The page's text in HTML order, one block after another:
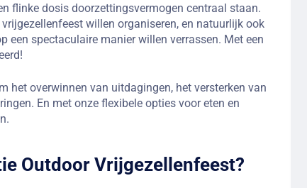
flinke dosis doorzettingsvermogen centraal staan.
willen organiseren, en natuurlijk ook
een spectaculaire manier willen verrassen. Met een
het overwinnen van uitdagingen, het versterken van
En met onze flexibele opties voor eten en
Outdoor Vrijgezellenfeest?